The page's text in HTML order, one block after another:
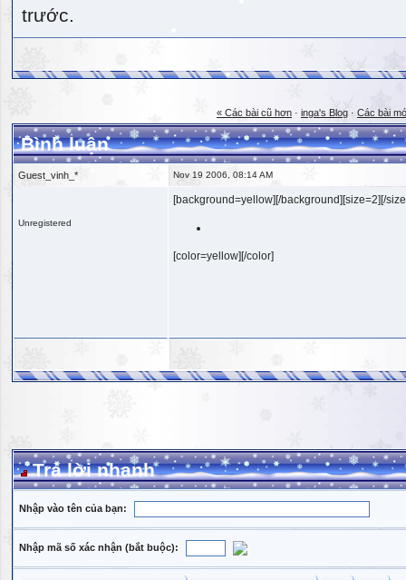
trước.
« Các bài cũ hơn · inga's Blog · Các bài
Bình luận
Guest_vinh_* Nov 19 2006, 08:14 AM
Unregistered
[background=yellow][/background][size=2][/
[color=yellow][/color]
Trả lời nhanh
Nhập vào tên của bạn:
Nhập mã số xác nhận (bắt buộc):